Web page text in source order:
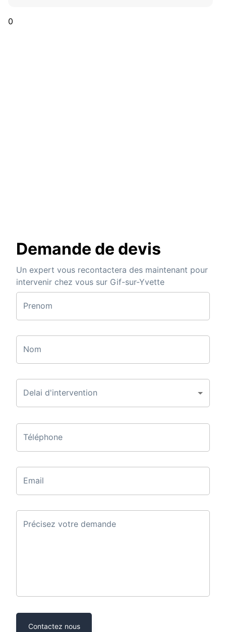
0
Demande de devis
Un expert vous recontactera des maintenant pour
intervenir chez vous sur Gif-sur-Yvette
Prenom
Nom
Delai d'intervention
Téléphone
Email
Précisez votre demande
Contactez nous